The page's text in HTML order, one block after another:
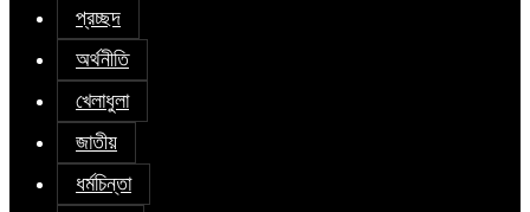
প্রচ্ছদ
অর্থনীতি
খেলাধুলা
জাতীয়
ধর্মচিন্তা